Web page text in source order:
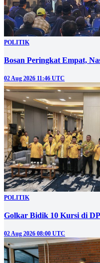
POLITIK
Bosan Peringkat Empat,
02 Aug 2026 11:46 UTC
POLITIK
Golkar Bidik 10 Kursi di
02 Aug 2026 08:00 UTC